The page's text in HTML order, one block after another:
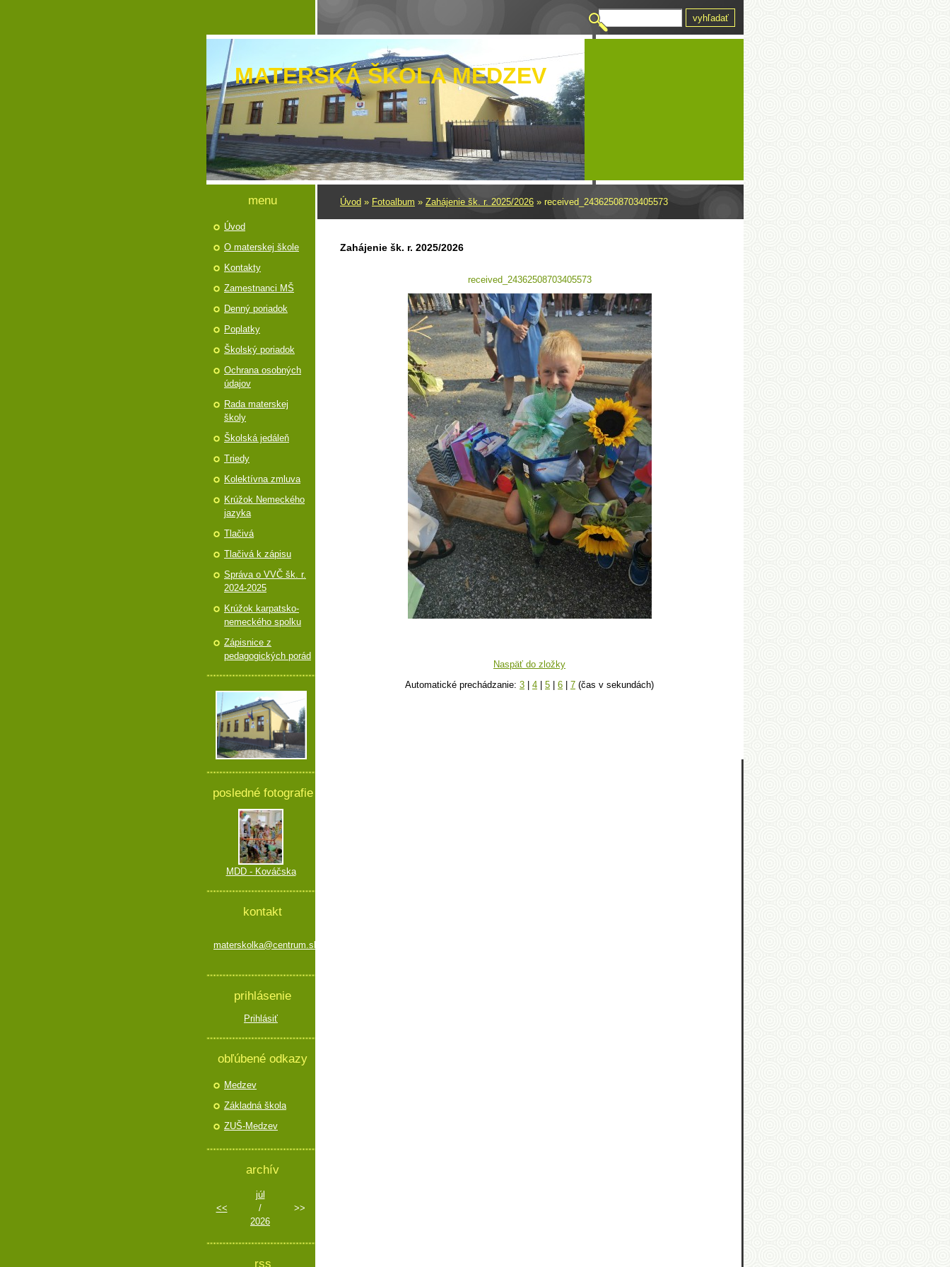
MATERSKÁ ŠKOLA MEDZEV
Úvod » Fotoalbum » Zahájenie šk. r. 2025/2026 » received_24362508703405573
Zahájenie šk. r. 2025/2026
received_24362508703405573
Naspäť do zložky
Automatické prechádzanie: 3 4 5 6 7 (čas v sekundách)
menu
Úvod
O materskej škole
Kontakty
Zamestnanci MŠ
Denný poriadok
Poplatky
Školský poriadok
Ochrana osobných
údajov
Rada materskej
školy
Školská jedáleň
Triedy
Kolektívna zmluva
Krúžok Nemeckého
jazyka
Tlačivá
Tlačivá k zápisu
Správa o VVČ šk. r.
2024-2025
Krúžok karpatsko-
nemeckého spolku
Zápisnice z
pedagogických porád
posledné fotografie
MDD - Kováčska
kontakt
materskolka@centrum.sk
prihlásenie
Prihlásiť
obľúbené odkazy
Medzev
Základná škola
ZUŠ-Medzev
archív
<<
júl
/
2026
>>
rss